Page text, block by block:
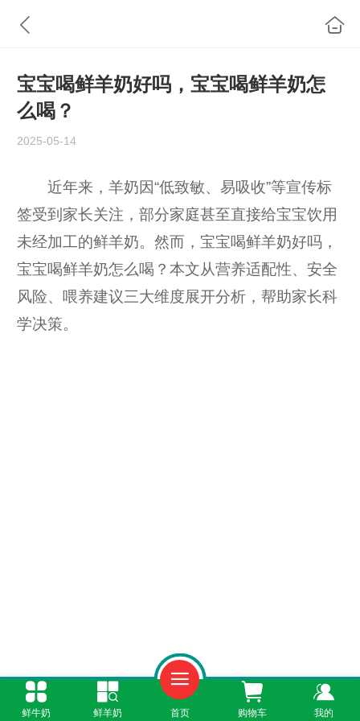
宝宝喝鲜羊奶好吗，宝宝喝鲜羊奶怎
么喝？
2025-05-14
近年来，羊奶因“低致敏、易吸收”等宣传标
签受到家长关注，部分家庭甚至直接给宝宝饮用
未经加工的鲜羊奶。然而，宝宝喝鲜羊奶好吗，
宝宝喝鲜羊奶怎么喝？本文从营养适配性、安全
风险、喂养建议三大维度展开分析，帮助家长科
学决策。
一、鲜羊奶的营养短板：与婴幼儿需求的错
鲜牛奶 鲜羊奶 首页 购物车 我的